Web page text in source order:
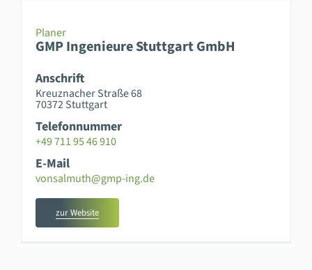
Planer
GMP Ingenieure Stuttgart GmbH
Anschrift
Kreuznacher Straße 68
70372 Stuttgart
Telefonnummer
+49 711 95 46 910
E-Mail
vonsalmuth@gmp-ing.de
zur Website